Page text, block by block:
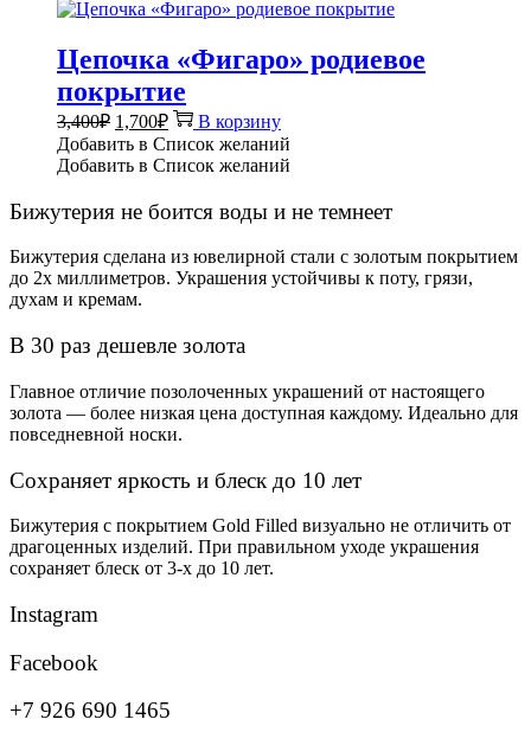
Цепочка «Фигаро» родиевое
покрытие
3,400₽ Первоначальная
цена
составляла
1,700₽Текущая
цена:
1,700₽.
В корзину
Добавить в Список желаний
Добавить в Список желаний
Бижутерия не боится воды и не темнеет
Бижутерия сделана из ювелирной стали с золотым покрытием
до 2х миллиметров. Украшения устойчивы к поту, грязи,
духам и кремам.
В 30 раз дешевле золота
Главное отличие позолоченных украшений от настоящего
золота — более низкая цена доступная каждому. Идеально для
повседневной носки.
Сохраняет яркость и блеск до 10 лет
Бижутерия с покрытием Gold Filled визуально не отличить от
драгоценных изделий. При правильном уходе украшения
сохраняет блеск от 3-х до 10 лет.
Instagram
Facebook
+7 926 690 1465